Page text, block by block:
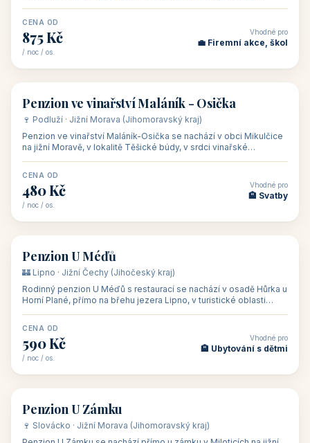
CENA OD
875 Kč
/ noc / os.
Vhodné pro
💼 Firemní akce, škol
🏡 penzion
Penzion ve vinařství Maláník - Osička
🍷 Podluží · Jižní Morava (Jihomoravský kraj)
Penzion ve vinařství Maláník-Osička se nachází v obci Mikulčice
na jižní Moravě, v lokalitě Těšické búdy, v srdci vinařské
CENA OD
480 Kč
/ noc / os.
Vhodné pro
🏨 Svatby
🏡 penzion
Penzion U Méďů
🏰 Lipno · Jižní Čechy (Jihočeský kraj)
Rodinný penzion U Méďů s restaurací se nachází v osadě Hůrka u
Horní Plané, přímo na břehu jezera Lipno, v turistické oblasti
CENA OD
590 Kč
/ noc / os.
Vhodné pro
🏨 Ubytování s dětmi
🏡 penzion
Penzion U Zámku
🍷 Slovácko · Jižní Morava (Jihomoravský kraj)